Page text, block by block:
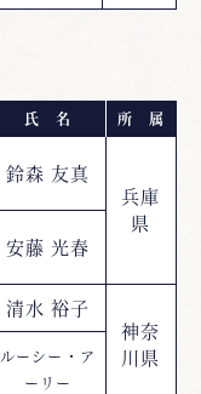
氏 名 所 属
鈴森 友真
兵庫
県
安藤 光春
清水 裕子
神奈
川県
ルーシー・ア
ーリー